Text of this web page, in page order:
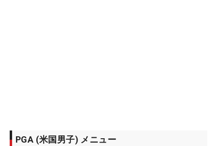
PGA (米国男子) メニュー